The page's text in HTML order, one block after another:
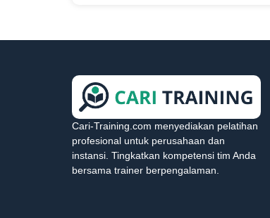
Cari-Training.com menyediakan pelatihan
profesional untuk perusahaan dan
instansi. Tingkatkan kompetensi tim Anda
bersama trainer berpengalaman.